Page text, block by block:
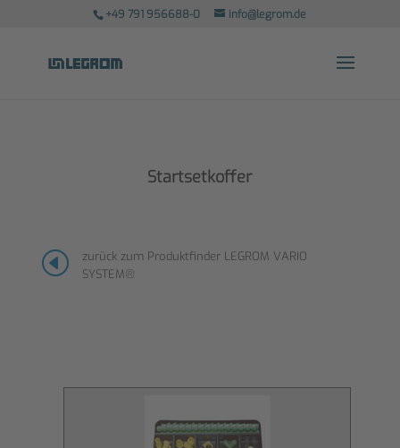
+49 791 956688-0 info@legrom.de
Startsetkoffer
H
zurück zum Produktfinder LEGROM VARIO
SYSTEM®